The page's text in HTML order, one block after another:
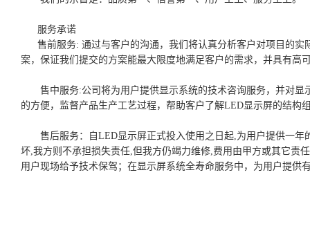
服务承诺
售前服务: 通过与客户的沟通，我们将认真分析客户对项目的实
案，保证我们提交的方案能最大限度地满足客户的需求，并具有高
售中服务:公司将为用户提供显示系统的技术咨询服务，并对
的方便，监督产品生产工艺过程，帮助客户了解LED显示屏的结构
售后服务：自LED显示屏正式投入使用之日起,为用户提供一
坏,我方则不承担损失责任,但我方仍竭力维修,费用由甲方或其它责
用户现场给予技术保驾；在显示屏系统全寿命服务中，为用户提供